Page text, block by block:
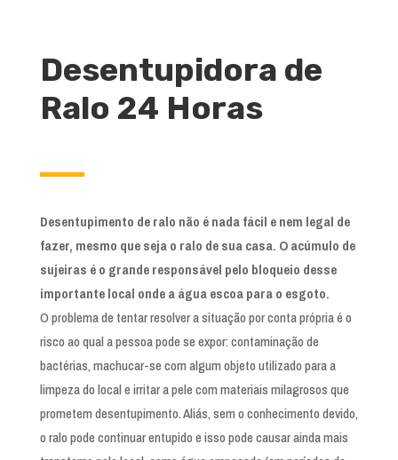
Desentupidora de
Ralo 24 Horas
Desentupimento de ralo não é nada fácil e nem legal de
fazer, mesmo que seja o ralo de sua casa. O acúmulo de
sujeiras é o grande responsável pelo bloqueio desse
importante local onde a água escoa para o esgoto.
O problema de tentar resolver a situação por conta própria é o
risco ao qual a pessoa pode se expor: contaminação de
bactérias, machucar-se com algum objeto utilizado para a
limpeza do local e irritar a pele com materiais milagrosos que
prometem desentupimento. Aliás, sem o conhecimento devido,
o ralo pode continuar entupido e isso pode causar ainda mais